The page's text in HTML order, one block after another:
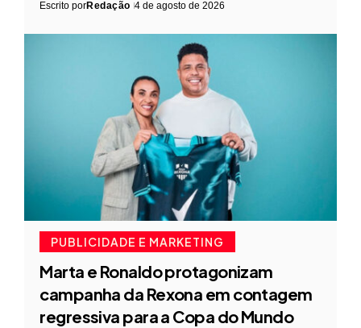
Escrito porRedação 4 de agosto de 2026
PUBLICIDADE E MARKETING
Marta e Ronaldo protagonizam
campanha da Rexona em contagem
regressiva para a Copa do Mundo